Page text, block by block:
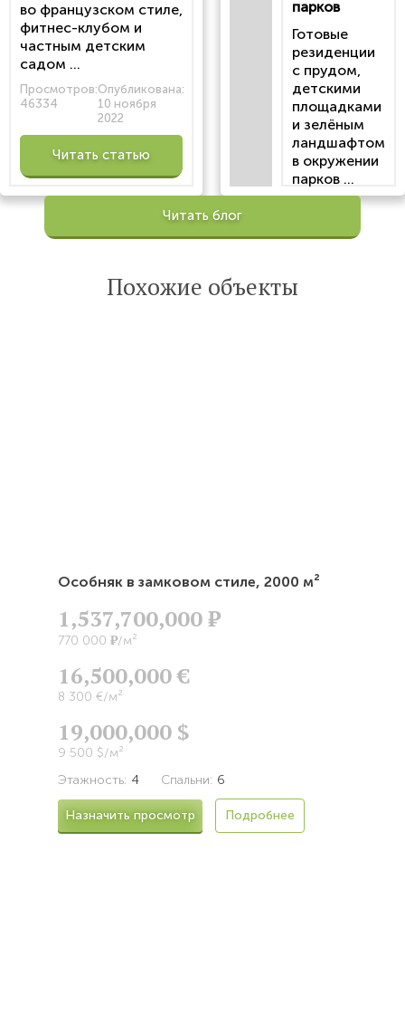
во французском стиле,
фитнес-клубом и
частным детским
садом ...
Просмотров:
46334
Опубликована:
10 ноября
2022
Читать статью
парков
Готовые
резиденции
с прудом,
детскими
площадками
и зелёным
ландшафтом
в окружении
парков ...
Просмотров:
Опубликована:
Читать блог
Похожие объекты
Особняк в замковом стиле, 2000 м²
1,537,700,000Р
770 000 Р/м²
16,500,000 €
8 300 €/м²
19,000,000 $
9 500 $/м²
Этажность: 4 Спальни: 6
Назначить просмотр Подробнее